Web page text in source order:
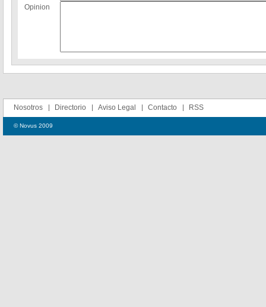
Opinion
Nosotros Directorio Aviso Legal Contacto RSS
© Novus 2009